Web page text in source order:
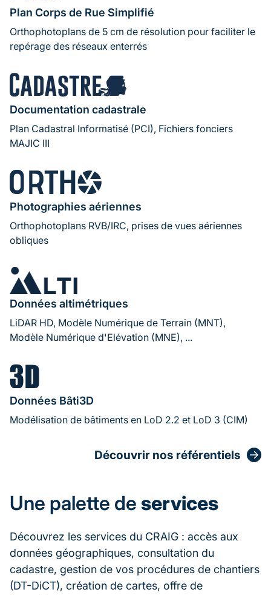
Plan Corps de Rue Simplifié
Orthophotoplans de 5 cm de résolution pour faciliter le
repérage des réseaux enterrés
Image
Documentation cadastrale
Plan Cadastral Informatisé (PCI), Fichiers fonciers
MAJIC III
Image
Photographies aériennes
Orthophotoplans RVB/IRC, prises de vues aériennes
obliques
Image
Données altimétriques
LiDAR HD, Modèle Numérique de Terrain (MNT),
Modèle Numérique d'Elévation (MNE), ...
Image
Données Bâti3D
Modélisation de bâtiments en LoD 2.2 et LoD 3 (CIM)
Découvrir nos référentiels
Une palette de services
Découvrez les services du CRAIG : accès aux
données géographiques, consultation du
cadastre, gestion de vos procédures de chantiers
(DT-DiCT), création de cartes, offre de